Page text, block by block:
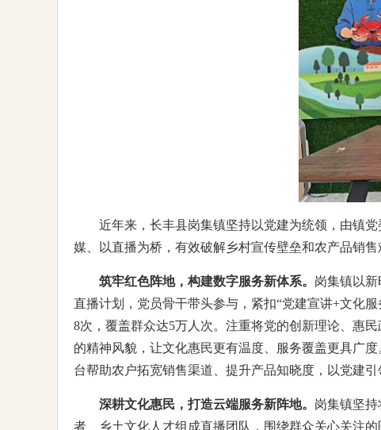
近年来，长丰县岗集镇坚持以党建为统领，由镇
媒、以直播为桥，有效破解乡村宣传壁垒和农产品销
筑牢红色阵地，构建数字服务新体系。 岗集镇以
直播计划，党员骨干带头参与，紧扣“党建宣讲+文化
8次，覆盖群众达5万人次。注重将党的创新理论、惠
的精神风貌，让文化惠民更有温度、服务覆盖更具广
台帮助农户拓宽销售渠道、提升产品知晓度，以党建
深耕文化惠民，打造云端服务新阵地。 岗集镇坚
者、乡土文化人才组成直播团队，围绕群众关心关注